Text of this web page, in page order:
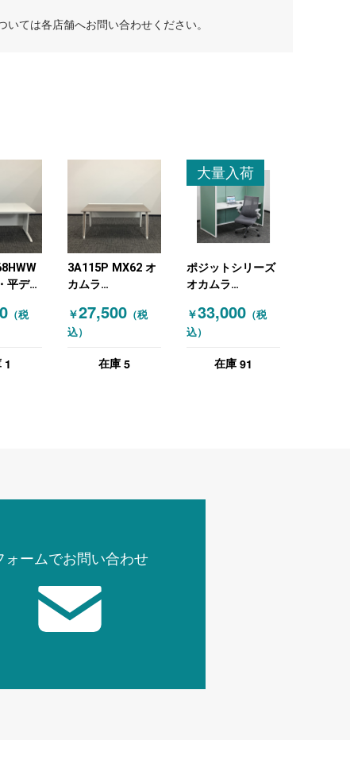
ては各店舗へお問い合わせください。
平デス
（税
1
3A115P MX62 オ
カムラ
机・平デスク
W1600 一部脚の
イト 木目（ブラウ
￥27,500（税
込）
在庫 5
大量入荷
ポジットシリーズ
オカムラ
テーション 平机・
平デスク デスク
ションセット 1人
￥33,000（税
込）
在庫 91
ォームでお問い合わせ